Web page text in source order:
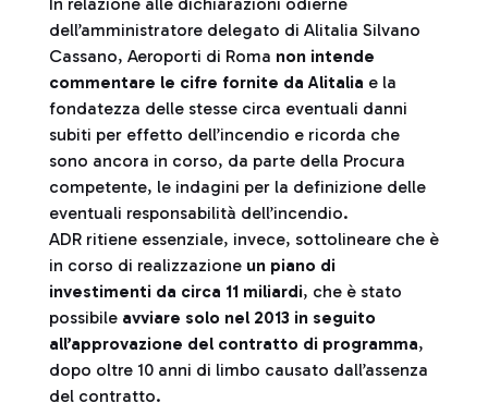
dell’amministratore delegato di Alitalia Silvano
Cassano, Aeroporti di Roma non intende
commentare le cifre fornite da Alitalia e la
fondatezza delle stesse circa eventuali danni
subiti per effetto dell’incendio e ricorda che
sono ancora in corso, da parte della Procura
competente, le indagini per la definizione delle
eventuali responsabilità dell’incendio.
ADR ritiene essenziale, invece, sottolineare che è
in corso di realizzazione un piano di
investimenti da circa 11 miliardi, che è stato
possibile avviare solo nel 2013 in seguito
all’approvazione del contratto di programma,
dopo oltre 10 anni di limbo causato dall’assenza
del contratto.